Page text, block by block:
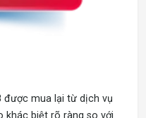
được mua lại từ dịch vụ